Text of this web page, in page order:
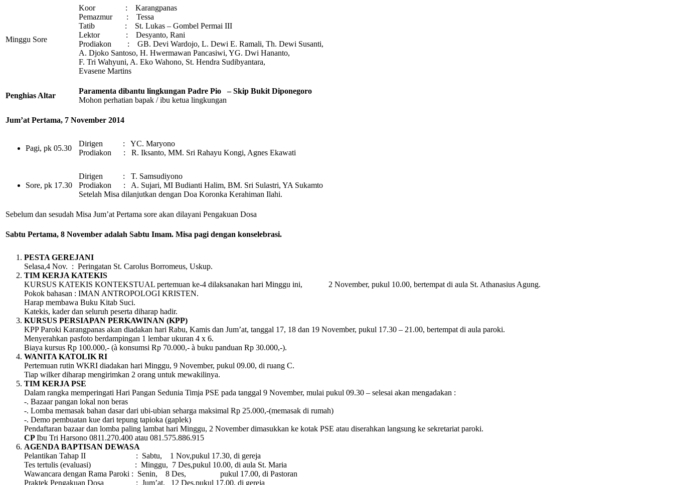
Minggu Sore
Koor : Karangpanas
Pemazmur : Tessa
Tatib : St. Lukas – Gombel Permai III
Lektor : Desyanto, Rani
Prodiakon : GB. Devi Wardojo, L. Dewi E. Ramali, Th. Dewi Susanti,
A. Djoko Santoso, H. Hwermawan Pancasiwi, YG. Dwi Hananto,
F. Tri Wahyuni, A. Eko Wahono, St. Hendra Sudibyantara,
Evasene Martins
Penghias Altar
Paramenta dibantu lingkungan Padre Pio – Skip Bukit Diponegoro
Mohon perhatian bapak / ibu ketua lingkungan
Jum’at Pertama, 7 November 2014
Pagi, pk 05.30
Dirigen : YC. Maryono
Prodiakon : R. Iksanto, MM. Sri Rahayu Kongi, Agnes Ekawati
Sore, pk 17.30
Dirigen : T. Samsudiyono
Prodiakon : A. Sujari, MI Budianti Halim, BM. Sri Sulastri, YA Sukamto
Setelah Misa dilanjutkan dengan Doa Koronka Kerahiman Ilahi.
Sebelum dan sesudah Misa Jum’at Pertama sore akan dilayani Pengakuan Dosa
Sabtu Pertama, 8 November adalah Sabtu Imam. Misa pagi dengan konselebrasi.
PESTA GEREJANI
Selasa,4 Nov. : Peringatan St. Carolus Borromeus, Uskup.
TIM KERJA KATEKIS
KURSUS KATEKIS KONTEKSTUAL pertemuan ke-4 dilaksanakan hari Minggu ini, 2 November, pukul 10.00, bertempat di aula St. Athanasius Agung.
Pokok bahasan : IMAN ANTROPOLOGI KRISTEN.
Harap membawa Buku Kitab Suci.
Katekis, kader dan seluruh peserta diharap hadir.
KURSUS PERSIAPAN PERKAWINAN (KPP)
KPP Paroki Karangpanas akan diadakan hari Rabu, Kamis dan Jum’at, tanggal 17, 18 dan 19 November, pukul 17.30 – 21.00, bertempat di aula paroki.
Menyerahkan pasfoto berdampingan 1 lembar ukuran 4 x 6.
Biaya kursus Rp 100.000,- (à konsumsi Rp 70.000,- à buku panduan Rp 30.000,-).
WANITA KATOLIK RI
Pertemuan rutin WKRI diadakan hari Minggu, 9 November, pukul 09.00, di ruang C.
Tiap wilker diharap mengirimkan 2 orang untuk mewakilinya.
TIM KERJA PSE
Dalam rangka memperingati Hari Pangan Sedunia Timja PSE pada tanggal 9 November, mulai pukul 09.30 – selesai akan mengadakan :
-. Bazaar pangan lokal non beras
-. Lomba memasak bahan dasar dari ubi-ubian seharga maksimal Rp 25.000,-(memasak di rumah)
-. Demo pembuatan kue dari tepung tapioka (gaplek)
Pendaftaran bazaar dan lomba paling lambat hari Minggu, 2 November dimasukkan ke kotak PSE atau diserahkan langsung ke sekretariat paroki.
CPIbu Tri Harsono 0811.270.400 atau 081.575.886.915
AGENDA BAPTISAN DEWASA
Pelantikan Tahap II : Sabtu, 1 Nov,pukul 17.30, di gereja
Tes tertulis (evaluasi) : Minggu, 7 Des,pukul 10.00, di aula St. Maria
Wawancara dengan Rama Paroki : Senin, 8 Des, pukul 17.00, di Pastoran
Praktek Pengakuan Dosa : Jum’at, 12 Des,pukul 17.00, di gereja